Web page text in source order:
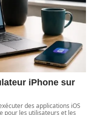
iPhone sur
des applications iOS
pour les utilisateurs et les